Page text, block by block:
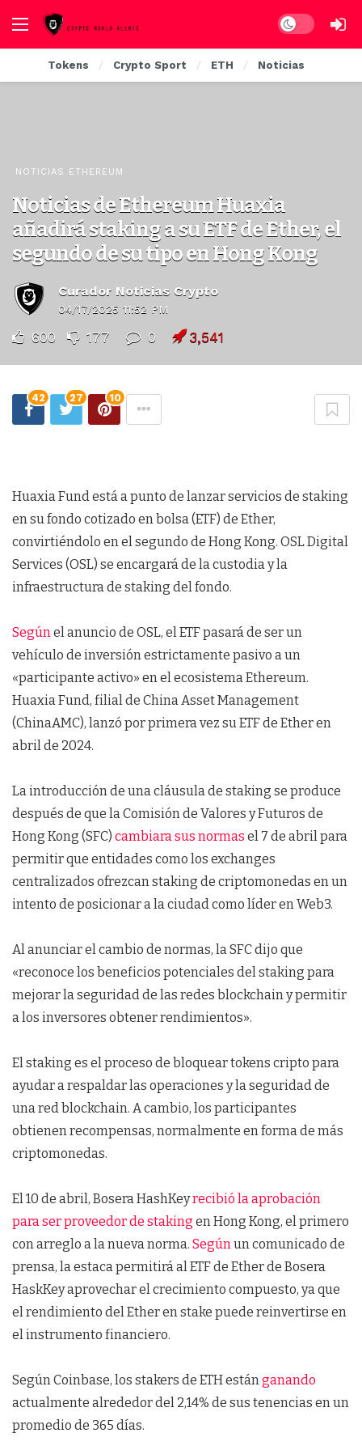
Dark mode
Tokens Crypto Sport ETH Noticias
NOTICIAS ETHEREUM
Noticias de Ethereum Huaxia
añadirá staking a su ETF de Ether, el
segundo de su tipo en Hong Kong
Curador Noticias Crypto
04/17/2025 11:52 PM
600 177 0 3,541
42 27 10
Huaxia Fund está a punto de lanzar servicios de staking
en su fondo cotizado en bolsa (ETF) de Ether,
convirtiéndolo en el segundo de Hong Kong. OSL Digital
Services (OSL) se encargará de la custodia y la
infraestructura de staking del fondo.
Segúnel anuncio de OSL, el ETF pasará de ser un
vehículo de inversión estrictamente pasivo a un
«participante activo» en el ecosistema Ethereum.
Huaxia Fund, filial de China Asset Management
(ChinaAMC), lanzó por primera vez su ETF de Ether en
abril de 2024.
La introducción de una cláusula de staking se produce
después de que la Comisión de Valores y Futuros de
Hong Kong (SFC) cambiara sus normas el 7 de abril para
permitir que entidades como los exchanges
centralizados ofrezcan staking de criptomonedas en un
intento de posicionar a la ciudad como líder en Web3.
Al anunciar el cambio de normas, la SFC dijo que
«reconoce los beneficios potenciales del staking para
mejorar la seguridad de las redes blockchain y permitir
a los inversores obtener rendimientos».
El staking es el proceso de bloquear tokens cripto para
ayudar a respaldar las operaciones y la seguridad de
una red blockchain. A cambio, los participantes
obtienen recompensas, normalmente en forma de más
criptomonedas.
El 10 de abril, Bosera HashKeyrecibió la aprobación
para ser proveedor de staking en Hong Kong, el primero
con arreglo a la nueva norma. Segúnun comunicado de
prensa, la estaca permitirá al ETF de Ether de Bosera
HaskKey aprovechar el crecimiento compuesto, ya que
el rendimiento del Ether en stake puede reinvertirse en
el instrumento financiero.
Según Coinbase, los stakers de ETH estánganando
actualmente alrededor del 2,14% de sus tenencias en un
promedio de 365 días.